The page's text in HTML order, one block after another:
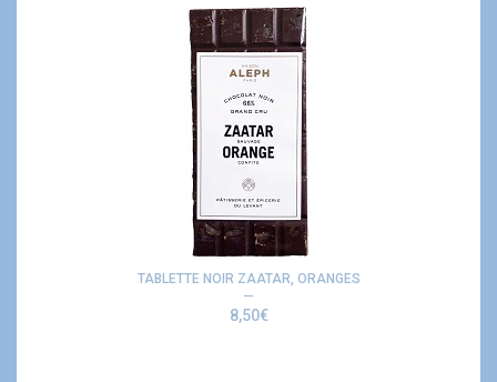
TABLETTE NOIR ZAATAR, ORANGES
8,50€